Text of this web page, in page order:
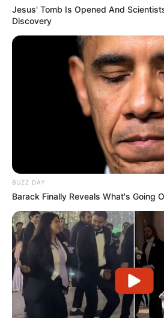
Jesus' Tomb Is Opened And
Discovery
BUZZ DAY
Barack Finally Reveals What's Going